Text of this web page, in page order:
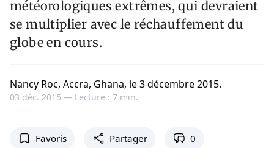
météorologiques extrêmes, qui devraient
se multiplier avec le réchauffement du
globe en cours.
Nancy Roc, Accra, Ghana, le 3 décembre 2015.
03 déc. 2015 — Lecture : 7 min.
Favoris Partager 0